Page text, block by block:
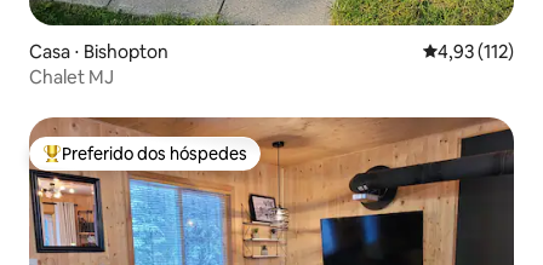
Casa ⋅ Bishopton 4,93 de uma
4,93 (112)
Chalet MJ
Entre os melhores preferidos dos hóspedes
Preferido dos hóspedes